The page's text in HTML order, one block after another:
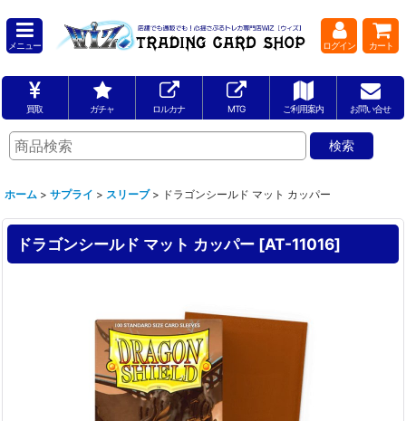
メニュー ログイン カート
買取 ガチャ ロルカナ MTG ご利用案内 お問い合せ
ホーム > サプライ > スリーブ > ドラゴンシールド マット カッパー
ドラゴンシールド マット カッパー [AT-11016]